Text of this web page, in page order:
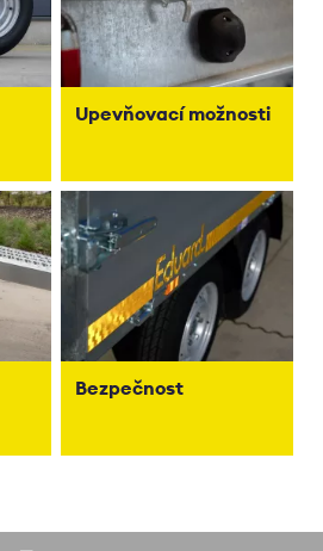
Upevňovací možnosti
Bezpečnost